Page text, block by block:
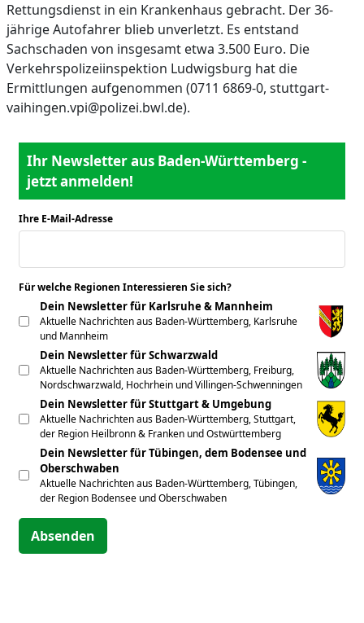
Rettungsdienst in ein Krankenhaus gebracht. Der 36-
jährige Autofahrer blieb unverletzt. Es entstand
Sachschaden von insgesamt etwa 3.500 Euro. Die
Verkehrspolizeiinspektion Ludwigsburg hat die
Ermittlungen aufgenommen (0711 6869-0, stuttgart-
vaihingen.vpi@polizei.bwl.de).
Ihr Newsletter aus Baden-Württemberg -
jetzt anmelden!
Ihre E-Mail-Adresse
Für welche Regionen Interessieren Sie sich?
Dein Newsletter für Karlsruhe & Mannheim
Aktuelle Nachrichten aus Baden-Württemberg, Karlsruhe
und Mannheim
Dein Newsletter für Schwarzwald
Aktuelle Nachrichten aus Baden-Württemberg, Freiburg,
Nordschwarzwald, Hochrhein und Villingen-Schwenningen
Dein Newsletter für Stuttgart & Umgebung
Aktuelle Nachrichten aus Baden-Württemberg, Stuttgart,
der Region Heilbronn & Franken und Ostwürttemberg
Dein Newsletter für Tübingen, dem Bodensee und
Oberschwaben
Aktuelle Nachrichten aus Baden-Württemberg, Tübingen,
der Region Bodensee und Oberschwaben
Absenden